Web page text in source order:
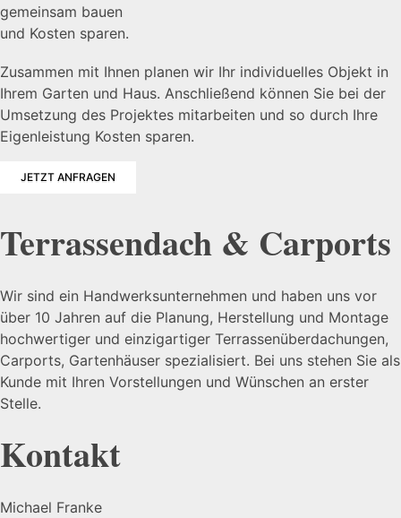
gemeinsam bauen
und Kosten sparen.
Zusammen mit Ihnen planen wir Ihr individuelles Objekt in
Ihrem Garten und Haus. Anschließend können Sie bei der
Umsetzung des Projektes mitarbeiten und so durch Ihre
Eigenleistung Kosten sparen.
JETZT ANFRAGEN
Terrassendach & Carports
Wir sind ein Handwerksunternehmen und haben uns vor
über 10 Jahren auf die Planung, Herstellung und Montage
hochwertiger und einzigartiger Terrassenüberdachungen,
Carports, Gartenhäuser spezialisiert. Bei uns stehen Sie als
Kunde mit Ihren Vorstellungen und Wünschen an erster
Stelle.
Kontakt
Michael Franke